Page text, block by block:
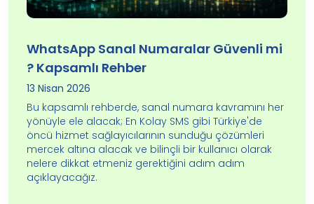
WhatsApp Sanal Numaralar Güvenli mi
? Kapsamlı Rehber
13 Nisan 2026
Bu kapsamlı rehberde, sanal numara kavramını her
yönüyle ele alacak; En Kolay SMS gibi Türkiye'de
öncü hizmet sağlayıcılarının sunduğu çözümleri
mercek altına alacak ve bilinçli bir kullanıcı olarak
nelere dikkat etmeniz gerektiğini adım adım
açıklayacağız.